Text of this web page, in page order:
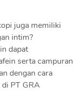
juga memiliki
intim?
dapat
serta campuran
dengan cara
PT GRA